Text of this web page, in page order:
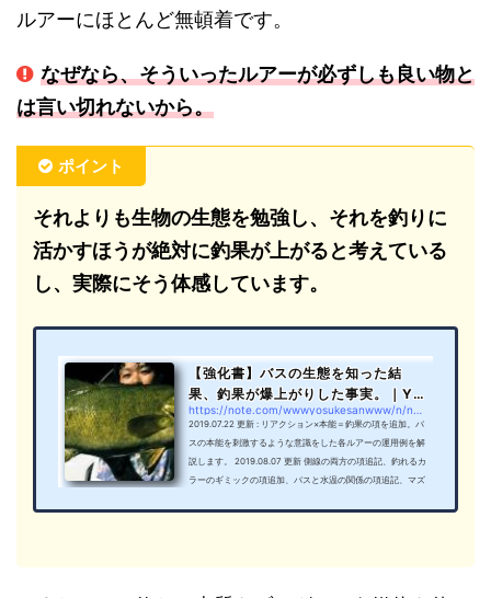
ルアーにほとんど無頓着です。
なぜなら、そういったルアーが必ずしも良い物と
は言い切れないから。
ポイント
それよりも生物の生態を勉強し、それを釣りに
活かすほうが絶対に釣果が上がると考えている
し、実際にそう体感しています。
【強化書】バスの生態を知った結
果、釣果が爆上がりした事実。｜Yo
U太郎｜note
2019.07.22 更新 : リアクション×本能＝釣果の項を追加。バ
スの本能を刺激するような意識をした各ルアーの運用例を解
説します。 2019.08.07 更新 側線の両方の項追記、釣れるカ
ラーのギミックの項追加、バスと水温の関係の項追記、マズ